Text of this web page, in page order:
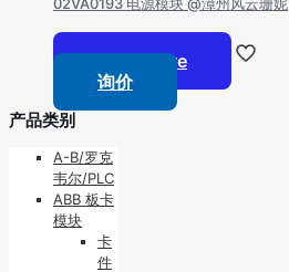
Read more
询价
产品类别
A-B/罗克
韦尔/PLC
ABB 板卡
模块
卡
件